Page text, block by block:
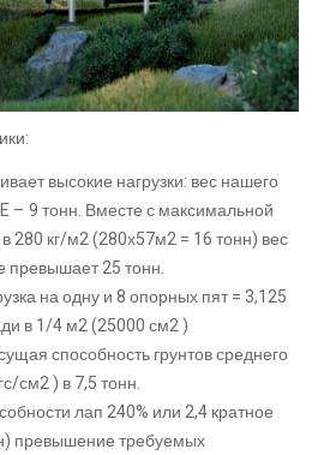
высокие нагрузки: вес нашего
– 9 тонн. Вместе с максимальной
в 280 кг/м2 (280х57м2 = 16 тонн) вес
превышает 25 тонн.
на одну и 8 опорных пят = 3,125
в 1/4 м2 (25000 см2 )
способность грунтов среднего
см2 ) в 7,5 тонн.
лап 240% или 2,4 кратное
превышение требуемых